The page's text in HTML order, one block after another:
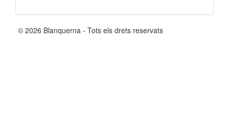
© 2026 Blanquerna - Tots els drets reservats